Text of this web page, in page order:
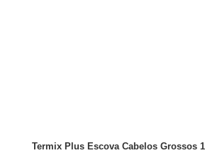
Termix Plus Escova Cabelos Grossos